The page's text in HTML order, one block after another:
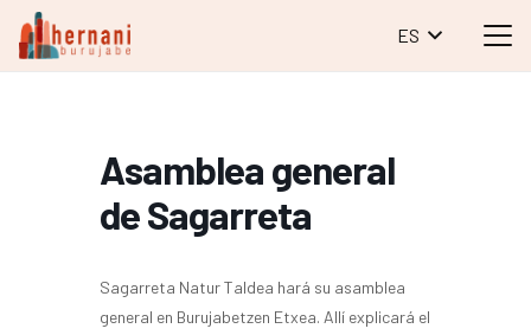
ES
Asamblea general
de Sagarreta
Sagarreta Natur Taldea hará su asamblea
general en Burujabetzen Etxea. Allí explicará el